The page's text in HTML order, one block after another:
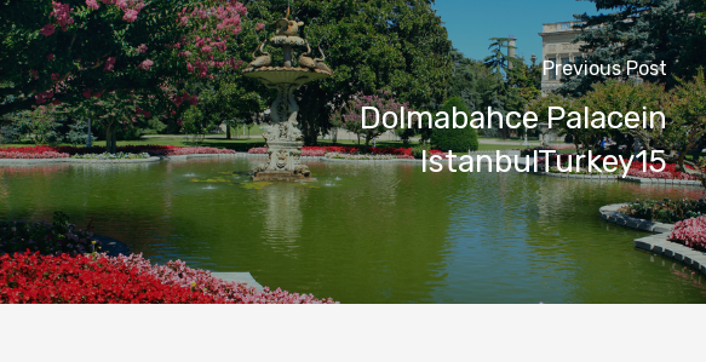
Previous Post
Dolmabahce Palacein
IstanbulTurkey15